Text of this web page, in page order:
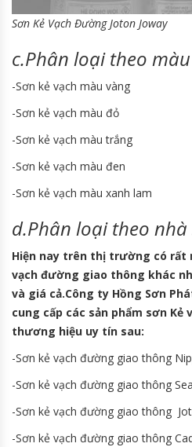
Sơn Kẻ Vạch Đường Joton Joway
c.Phân loại theo
-Sơn kẻ vạch màu vàng
-Sơn kẻ vạch màu đỏ
-Sơn kẻ vạch màu trắng
-Sơn kẻ vạch màu đen
-Sơn kẻ vạch màu xanh lam
d.Phân loại theo
Hiện nay trên thị trường có rất
vạch đường giao thông khác
và giá cả.Công ty Hồng Sơn
cung cấp các sản phẩm sơn Kẻ
thương hiệu uy tín sau:
-Sơn kẻ vạch đường giao thông
-Sơn kẻ vạch đường giao thông
-Sơn kẻ vạch đường giao thông
-Sơn kẻ vạch đường giao thông